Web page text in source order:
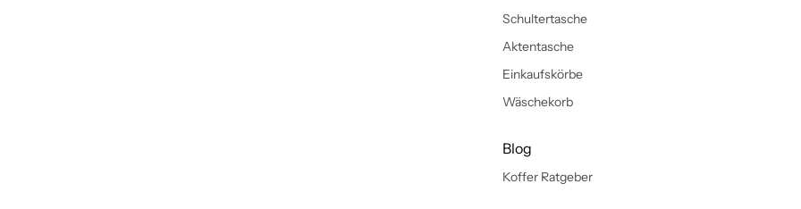
Schultertasche
Aktentasche
Einkaufskörbe
Wäschekorb
Blog
Koffer Ratgeber